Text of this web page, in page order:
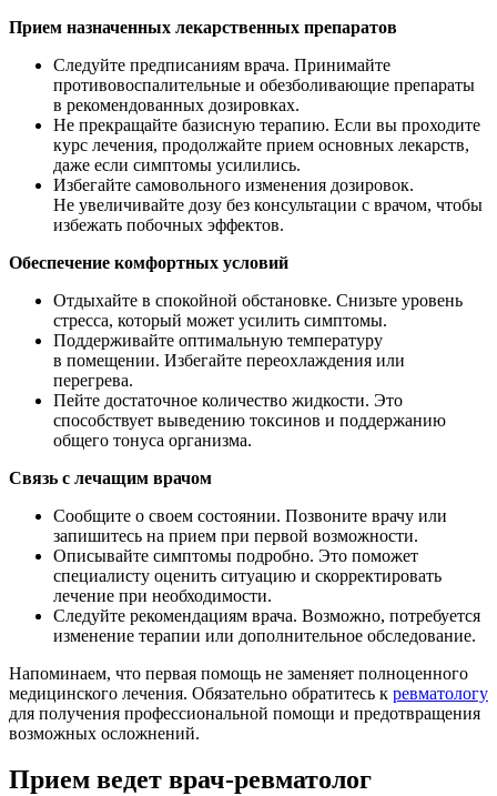
Прием назначенных лекарственных препаратов
Следуйте предписаниям врача. Принимайте
противовоспалительные и обезболивающие препараты
в рекомендованных дозировках.
Не прекращайте базисную терапию. Если вы проходите
курс лечения, продолжайте прием основных лекарств,
даже если симптомы усилились.
Избегайте самовольного изменения дозировок.
Не увеличивайте дозу без консультации с врачом, чтобы
избежать побочных эффектов.
Обеспечение комфортных условий
Отдыхайте в спокойной обстановке. Снизьте уровень
стресса, который может усилить симптомы.
Поддерживайте оптимальную температуру
в помещении. Избегайте переохлаждения или
перегрева.
Пейте достаточное количество жидкости. Это
способствует выведению токсинов и поддержанию
общего тонуса организма.
Связь с лечащим врачом
Сообщите о своем состоянии. Позвоните врачу или
запишитесь на прием при первой возможности.
Описывайте симптомы подробно. Это поможет
специалисту оценить ситуацию и скорректировать
лечение при необходимости.
Следуйте рекомендациям врача. Возможно, потребуется
изменение терапии или дополнительное обследование.
Напоминаем, что первая помощь не заменяет полноценного
медицинского лечения. Обязательно обратитесь к ревматологу
для получения профессиональной помощи и предотвращения
возможных осложнений.
Прием ведет врач-ревматолог